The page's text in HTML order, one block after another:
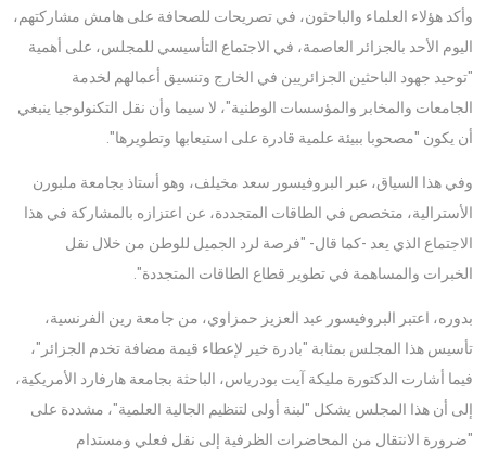
وأكد هؤلاء العلماء والباحثون، في تصريحات للصحافة على هامش مشاركتهم،
اليوم الأحد بالجزائر العاصمة، في الاجتماع التأسيسي للمجلس، على أهمية
"توحيد جهود الباحثين الجزائريين في الخارج وتنسيق أعمالهم لخدمة
الجامعات والمخابر والمؤسسات الوطنية"، لا سيما وأن نقل التكنولوجيا ينبغي
أن يكون "مصحوبا ببيئة علمية قادرة على استيعابها وتطويرها".
وفي هذا السياق، عبر البروفيسور سعد مخيلف، وهو أستاذ بجامعة ملبورن
الأسترالية، متخصص في الطاقات المتجددة، عن اعتزازه بالمشاركة في هذا
الاجتماع الذي يعد -كما قال- "فرصة لرد الجميل للوطن من خلال نقل
الخبرات والمساهمة في تطوير قطاع الطاقات المتجددة".
بدوره، اعتبر البروفيسور عبد العزيز حمزاوي، من جامعة رين الفرنسية،
تأسيس هذا المجلس بمثابة "بادرة خير لإعطاء قيمة مضافة تخدم الجزائر"،
فيما أشارت الدكتورة مليكة آيت بودرياس، الباحثة بجامعة هارفارد الأمريكية،
إلى أن هذا المجلس يشكل "لبنة أولى لتنظيم الجالية العلمية"، مشددة على
"ضرورة الانتقال من المحاضرات الظرفية إلى نقل فعلي ومستدام